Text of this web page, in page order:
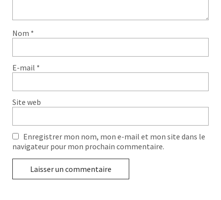
Nom *
E-mail *
Site web
Enregistrer mon nom, mon e-mail et mon site dans le
navigateur pour mon prochain commentaire.